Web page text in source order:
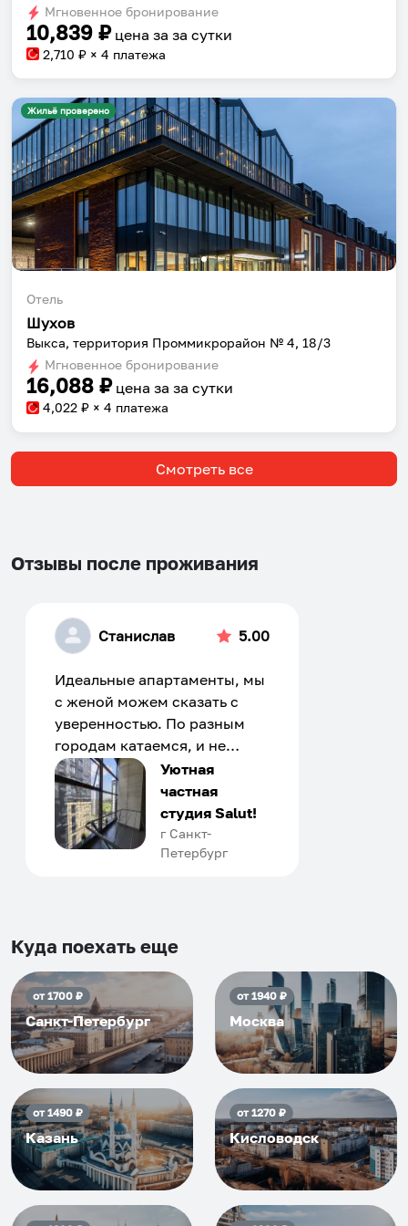
changing
dates.
changing
dates.
Мгновенное бронирование
10,839 ₽ цена за за сутки
2,710 ₽ × 4 платежа
Жильё проверено
Отель
Шухов
Выкса, территория Проммикрорайон № 4, 18/3
Мгновенное бронирование
16,088 ₽ цена за за сутки
4,022 ₽ × 4 платежа
Смотреть все
Отзывы после проживания
Станислав 5.00
Идеальные апартаменты, мы
с женой можем сказать с
уверенностью. По разным
городам катаемся, и не
только в России. Сервис на
отличном уровне. Хозяин
апартаментов доброй души
человек, всегда можно
договориться, подскажет
приезжать еще...
Уютная
частная
студия Salut!
г Санкт-
Петербург
Куда поехать еще
от1700₽
Санкт-Петербург
от1940₽
Москва
от1490₽
Казань
от1270₽
Кисловодск